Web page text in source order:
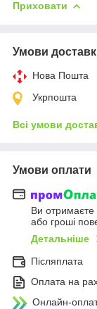
Приховати
Умови
Нова Пошта
Укрпошта
Всі умови
Умови оплати
Ви
або гроші
Детальніше
Післяплата
Оплата на
Онлайн-